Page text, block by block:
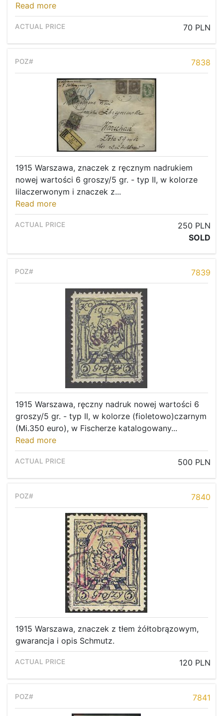
Read more
70 PLN
7838
1915 Warszawa, znaczek z ręcznym nadrukiem
nowej wartości 6 groszy/5 gr. - typ II, w kolorze
lilaczerwonym i znaczek z...
Read more
250 PLN
SOLD
7839
1915 Warszawa, ręczny nadruk nowej wartości 6
groszy/5 gr. - typ II, w kolorze (fioletowo)czarnym
(Mi.350 euro), w Fischerze katalogowany...
Read more
500 PLN
7840
1915 Warszawa, znaczek z tłem żółtobrązowym,
gwarancja i opis Schmutz.
120 PLN
7841